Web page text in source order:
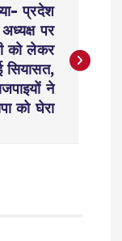
प्रदेश
अध्यक्ष पर
को लेकर
सियासत,
ने
को घेरा